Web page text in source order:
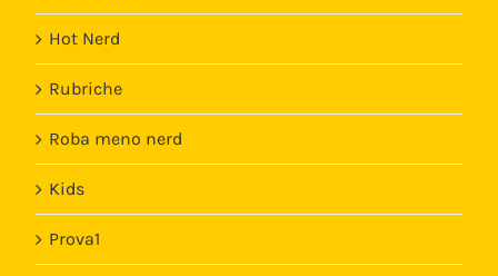
Hot Nerd
Rubriche
Roba meno nerd
Kids
Prova1